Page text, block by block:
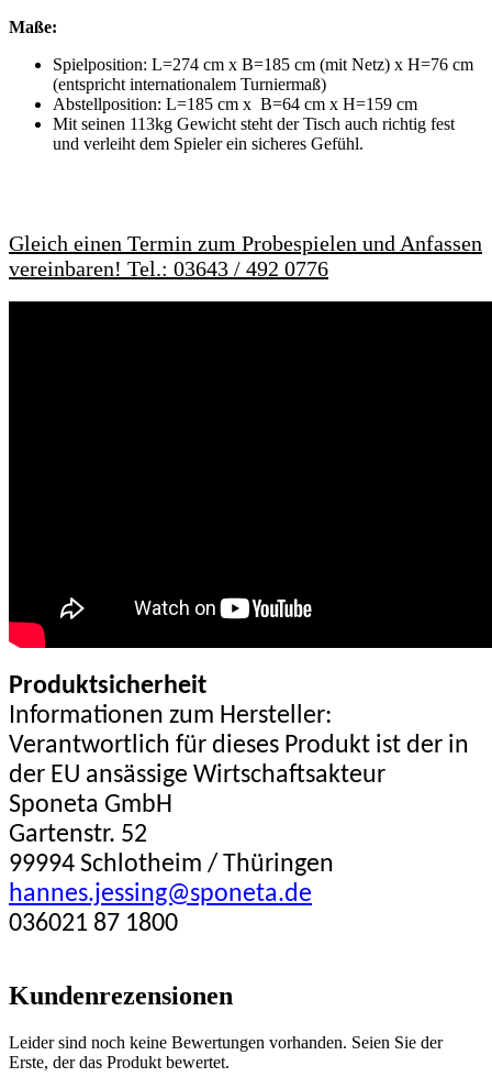
Maße:
Spielposition: L=274 cm x B=185 cm (mit Netz) x H=76 cm
(entspricht internationalem Turniermaß)
Abstellposition: L=185 cm x B=64 cm x H=159 cm
Mit seinen 113kg Gewicht steht der Tisch auch richtig fest
und verleiht dem Spieler ein sicheres Gefühl.
Gleich einen Termin zum Probespielen und Anfassen
vereinbaren! Tel.: 03643 / 492 0776
Produktsicherheit
Informationen zum Hersteller:
Verantwortlich für dieses Produkt ist der in
der EU ansässige Wirtschaftsakteur
Sponeta GmbH
Gartenstr. 52
99994 Schlotheim / Thüringen
hannes.jessing@sponeta.de
036021 87 1800
Kundenrezensionen
Leider sind noch keine Bewertungen vorhanden. Seien Sie der
Erste, der das Produkt bewertet.